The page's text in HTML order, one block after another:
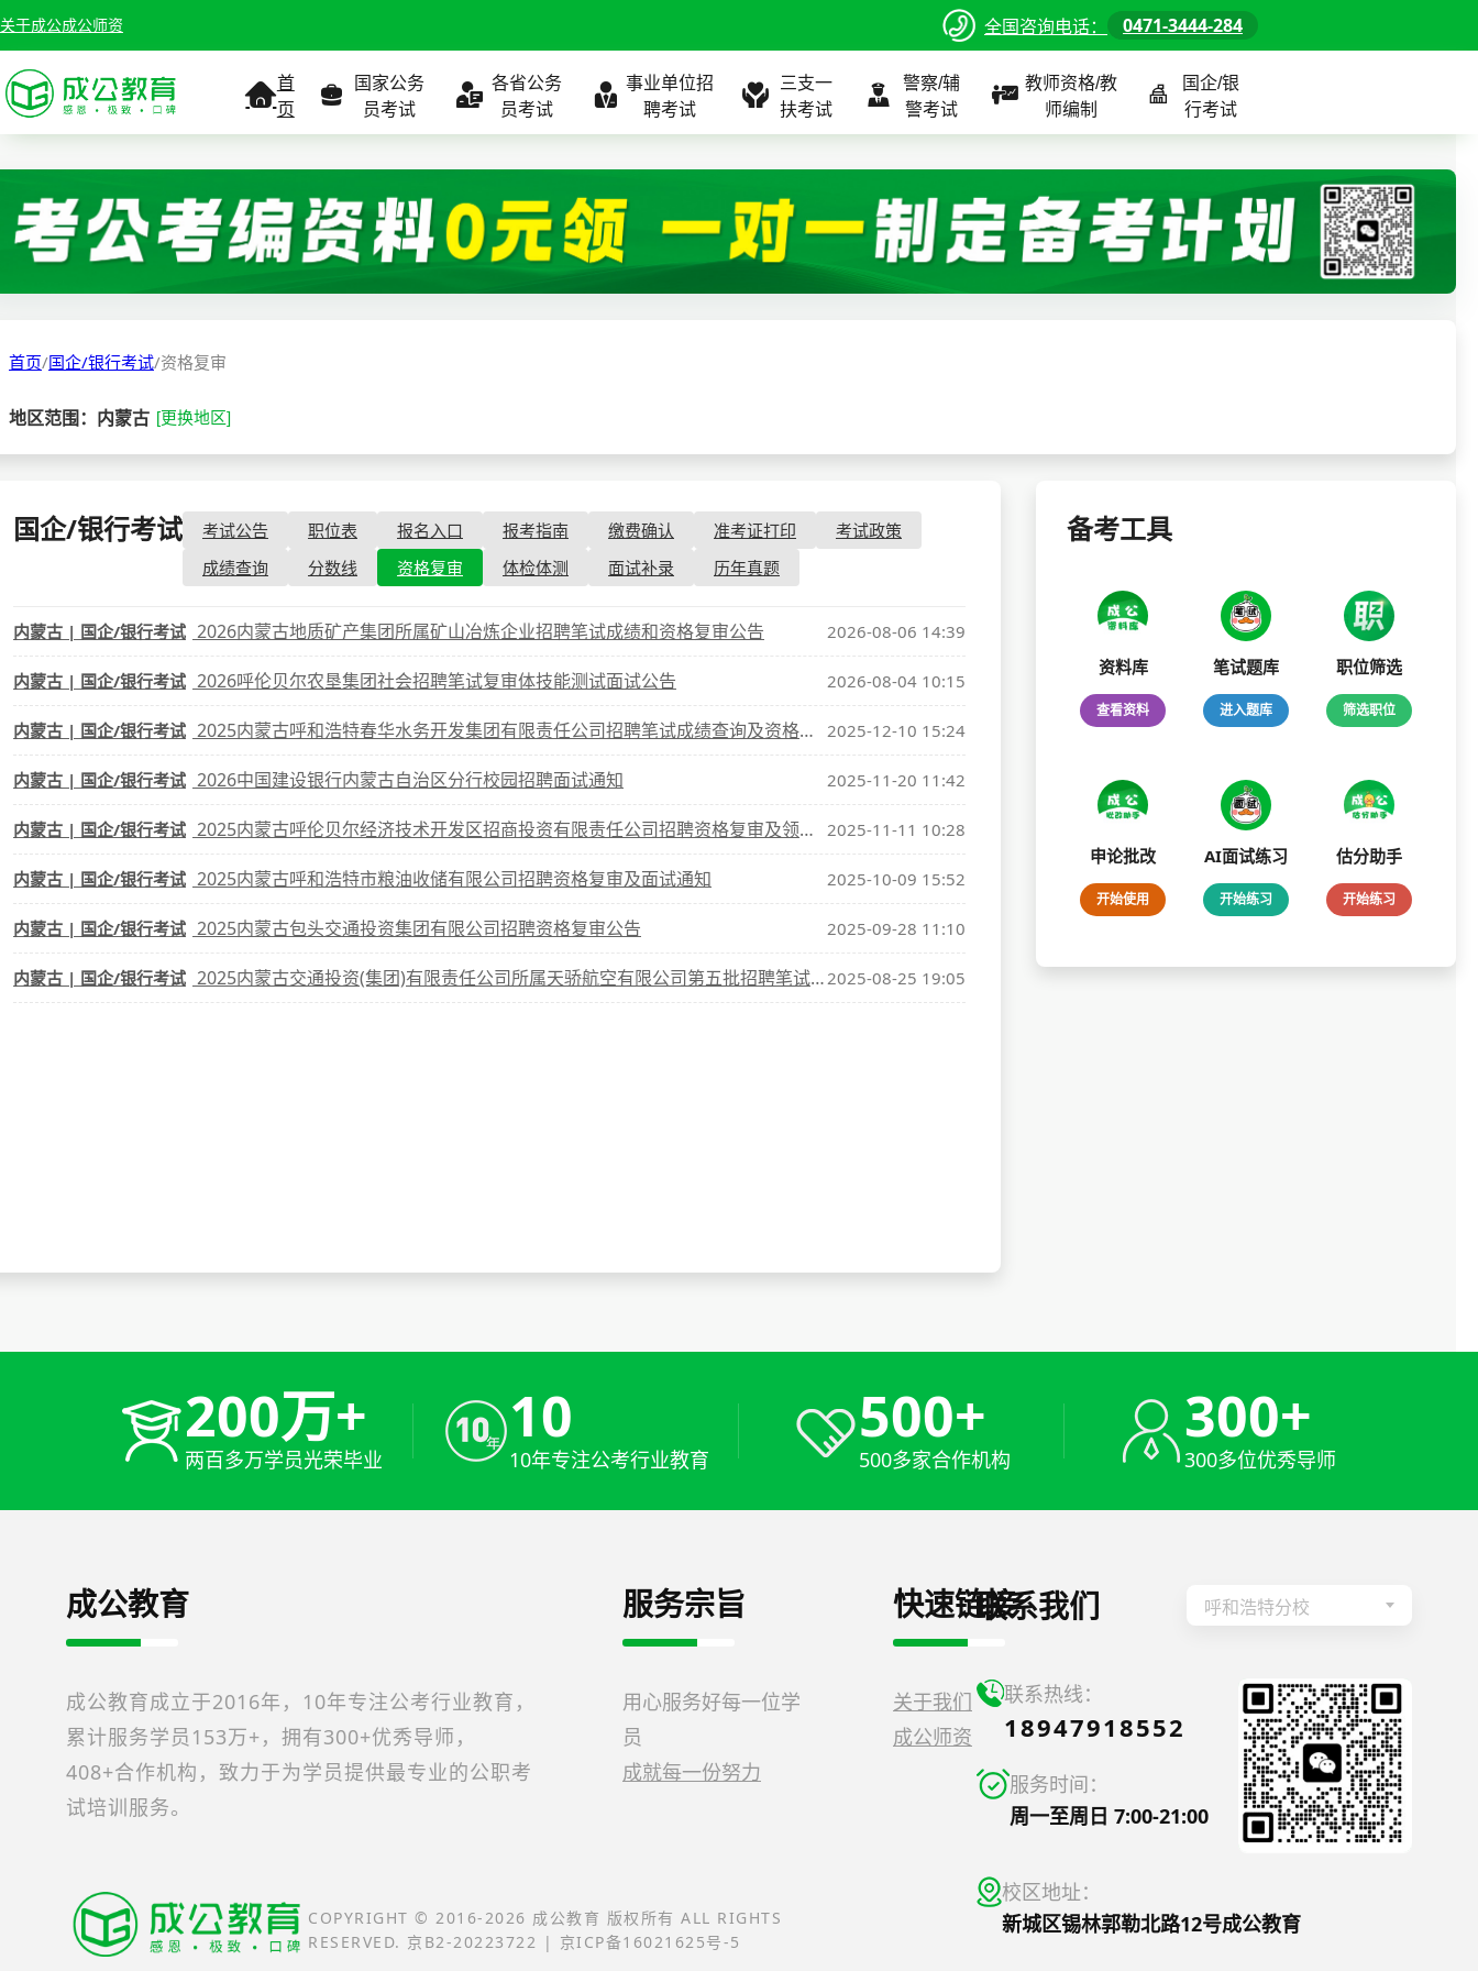
关于成公成公师资 全国咨询电话： 0471-3444-284
首
页
国家公务
员考试
考试公告
职位表
考试政策
成绩查询
分数线
资格复审
面试补录
历年真题
公务员课程
各省公务
员考试
考试公告
职位表
成绩查询
分数线
历年真题
全国
北京
公务员课程
事业单位招
聘考试
考试公告
职位表
成绩查询
分数线
历年真题
全国
北京
事业单位课程
三支一
扶考试
考试公告
职位表
历年真题
全国
北京
三支一扶课程
警察/辅
警考试
考试公告
职位表
全国
北京
警察/辅警课程
教师资格/教
师编制
考试公告
职位表
全国
北京
教师/资格课程
国企/银
行考试
考试公告
职位表
全国
北京
国企/银行课程
首页/国企/银行考试/资格复审
地区范围：内蒙古 [更换地区]
国企/银行考试 - 资格复审
考试公告 职位表 报名入口 报考指南 缴费确认 准考证打印
考试政策
成绩查询
分数线 资格复审 体检体测 面试补录 历年真题
内蒙古 | 国企/银行考试 2026内蒙古地质矿产集团所属矿山冶炼企业招聘笔试成绩和资格复审公告 2026-08-06 14:39
内蒙古 | 国企/银行考试 2026呼伦贝尔农垦集团社会招聘笔试复审体技能测试面试公告 2026-08-04 10:15
内蒙古 | 国企/银行考试 2025内蒙古呼和浩特春华水务开发集团有限责任公司招聘笔试成绩查询及资格复审、面试通知 2025-12-10 15:24
内蒙古 | 国企/银行考试 2026中国建设银行内蒙古自治区分行校园招聘面试通知 2025-11-20 11:42
内蒙古 | 国企/银行考试 2025内蒙古呼伦贝尔经济技术开发区招商投资有限责任公司招聘资格复审及领取笔试准考证公告 2025-11-11 10:28
内蒙古 | 国企/银行考试 2025内蒙古呼和浩特市粮油收储有限公司招聘资格复审及面试通知 2025-10-09 15:52
内蒙古 | 国企/银行考试 2025内蒙古包头交通投资集团有限公司招聘资格复审公告 2025-09-28 11:10
内蒙古 | 国企/银行考试 2025内蒙古交通投资(集团)有限责任公司所属天骄航空有限公司第五批招聘笔试及资格复审通知 2025-08-25 19:05
备考工具
资料库
查看资料
笔试题库
进入题库
职位筛选
筛选职位
申论批改
开始使用
AI面试练习
开始练习
估分助手
开始练习
200万+
两百多万学员光荣毕业
10
10年专注公考行业教育
500+
500多家合作机构
300+
300多位优秀导师
成公教育
成公教育成立于2016年，10年专注公考行业教育，
累计服务学员153万+，拥有300+优秀导师，
408+合作机构，致力于为学员提供最专业的公职考
试培训服务。
服务宗旨
用心服务好每一位学
员
成就每一份努力
快速链接
关于我们
成公师资
COPYRIGHT © 2016-2026 成公教育 版权所有 ALL RIGHTS
RESERVED. 京B2-20223722 | 京ICP备16021625号-5
联系我们 呼和浩特分校
联系热线：
18947918552
服务时间：
周一至周日 7:00-21:00
校区地址：
新城区锡林郭勒北路12号成公教育